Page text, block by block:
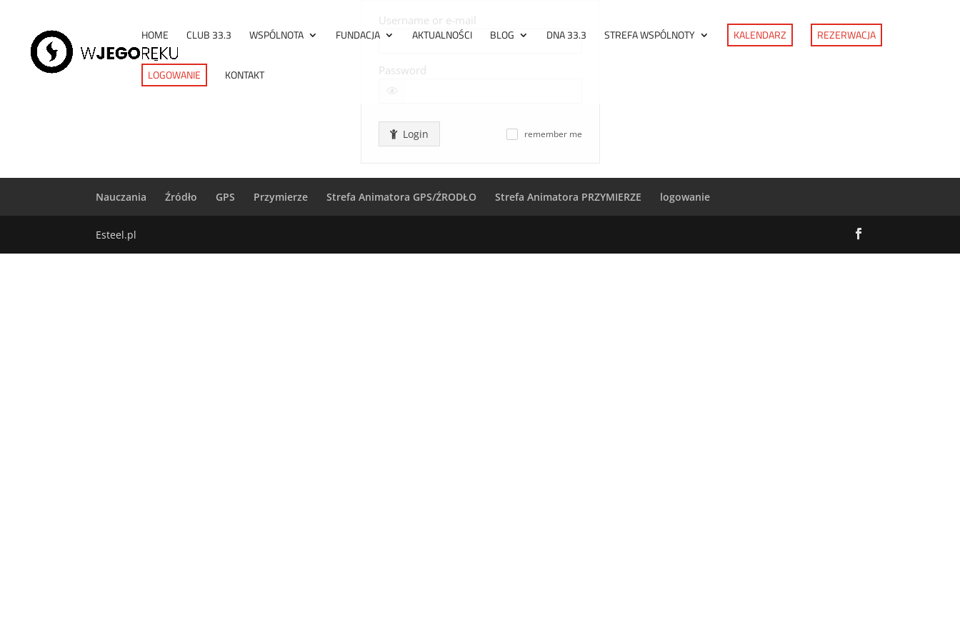
HOME CLUB 33.3 WSPÓLNOTA FUNDACJA AKTUALNOŚCI BLOG DNA 33.3 STREFA WSPÓLNOTY KALENDARZ REZERWACJA
LOGOWANIE KONTAKT
Username or e-mail
Password
remember me
Login
Nauczania Źródło GPS Przymierze Strefa Animatora GPS/ŹRODŁO Strefa Animatora PRZYMIERZE logowanie
Esteel.pl